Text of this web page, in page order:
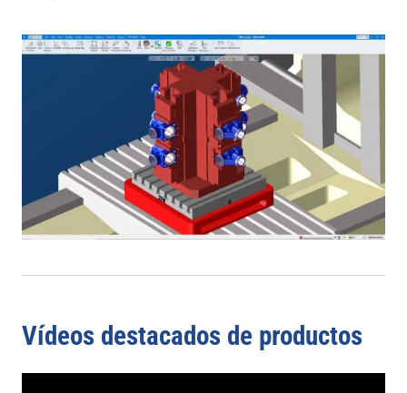
Vídeos destacados de productos